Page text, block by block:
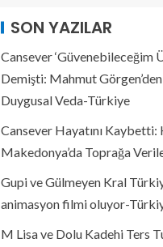
SON YAZILAR
Cansever ‘Güvenebileceğim
Demişti: Mahmut Görgen’den
Duygusal Veda-Türkiye
Cansever Hayatını Kaybetti:
Makedonya’da Toprağa
Gupi ve Gülmeyen Kral
animasyon filmi oluyor-
M Lisa ve Dolu Kadehi Ters